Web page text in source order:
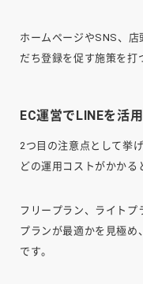
ホームページやSNS、店
だち登録を促す施策を打
EC運営でLINEを活
2つ目の注意点として挙
どの運用コストがかかる
フリープラン、ライトプ
プランが最適かを見極め
です。